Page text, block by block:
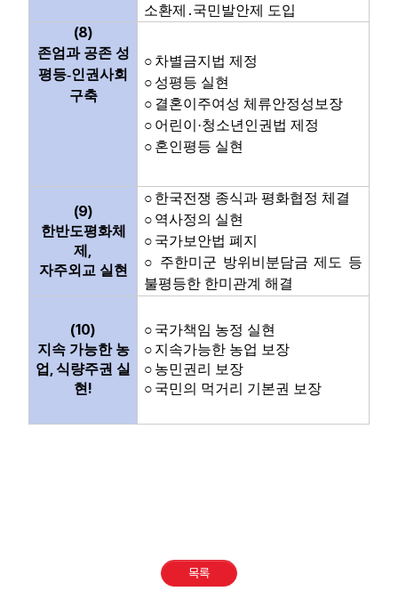
소환제 ․국민발안제 도입
(8)
존엄과 공존 성
평등-인권사회
구축
○ 차별금지법 제정
○ 성평등 실현
○ 결혼이주여성 체류안정성보장
○ 어린이 ·청소년인권법 제정
○ 혼인평등 실현
(9)
한반도평화체
제 ,
자주외교 실현
○ 한국전쟁 종식과 평화협정 체결
○ 역사정의 실현
○ 국가보안법 폐지
○ 주한미군 방위비분담금 제도 등
불평등한 한미관계 해결
(10)
지속 가능한 농
업 ,식량주권 실
현 !
○ 국가책임 농정 실현
○ 지속가능한 농업 보장
○ 농민권리 보장
○ 국민의 먹거리 기본권 보장
목록